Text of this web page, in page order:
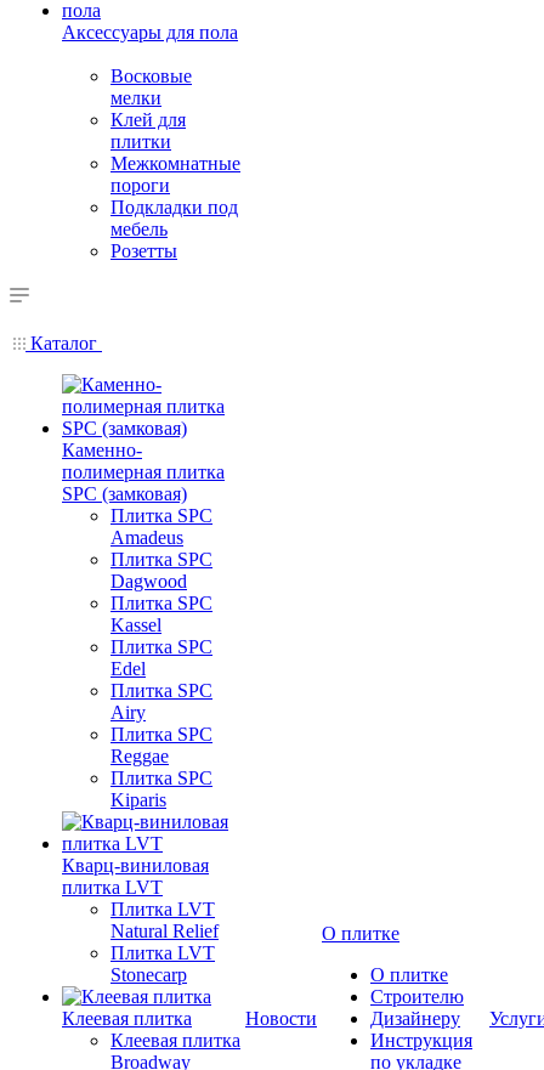
Аксессуары для пола
Восковые
мелки
Клей для
плитки
Межкомнатные
пороги
Подкладки под
мебель
Розетты
Каталог
Каменно-
полимерная плитка
SPC (замковая)
Плитка SPC
Amadeus
Плитка SPC
Dagwood
Плитка SPC
Kassel
Плитка SPC
Edel
Плитка SPC
Airy
Плитка SPC
Reggae
Плитка SPC
Kiparis
Кварц-виниловая
плитка LVT
Плитка LVT
Natural Relief
Плитка LVT
Stonecarp
Клеевая плитка
Клеевая плитка
Broadway
Новости
О плитке
О плитке
Строителю
Дизайнеру
Инструкция
по укладке